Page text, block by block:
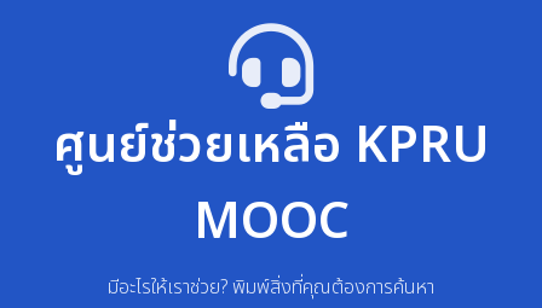
ศูนย์ช่วยเหลือ KPRU
MOOC
มีอะไรให้เราช่วย? พิมพ์สิ่งที่คุณต้องการค้นหา